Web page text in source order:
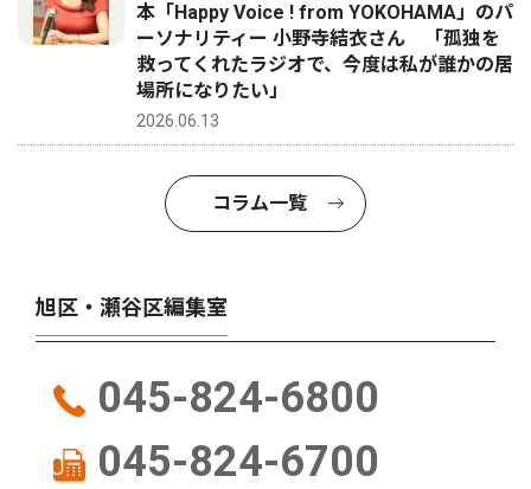
本「Happy Voice ! from YOKOHAMA」のパ
ーソナリティー 小野寺結衣さん 「孤独を
救ってくれたラジオで、今度は私が誰かの居
場所になりたい」
2026.06.13
コラム一覧
旭区・瀬谷区編集室
045-824-6800
045-824-6700